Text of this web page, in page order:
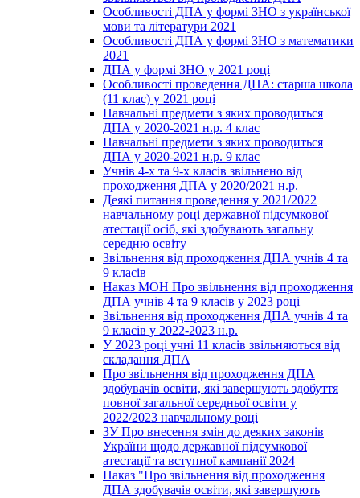
Особливості ДПА у формі ЗНО з української
мови та літератури 2021
Особливості ДПА у формі ЗНО з математики
2021
ДПА у формі ЗНО у 2021 році
Особливості проведення ДПА: старша школа
(11 клас) у 2021 році
Навчальні предмети з яких проводиться
ДПА у 2020-2021 н.р. 4 клас
Навчальні предмети з яких проводиться
ДПА у 2020-2021 н.р. 9 клас
Учнів 4-х та 9-х класів звільнено від
проходження ДПА у 2020/2021 н.р.
Деякі питання проведення у 2021/2022
навчальному році державної підсумкової
атестації осіб, які здобувають загальну
середню освіту
Звільнення від проходження ДПА учнів 4 та
9 класів
Наказ МОН Про звільнення від проходження
ДПА учнів 4 та 9 класів у 2023 році
Звільнення від проходження ДПА учнів 4 та
9 класів у 2022-2023 н.р.
У 2023 році учні 11 класів звільняються від
складання ДПА
Про звільнення від проходження ДПА
здобувачів освіти, які завершують здобуття
повної загальної середньої освіти у
2022/2023 навчальному році
ЗУ Про внесення змін до деяких законів
України щодо державної підсумкової
атестації та вступної кампанії 2024
Наказ "Про звільнення від проходження
ДПА здобувачів освіти, які завершують